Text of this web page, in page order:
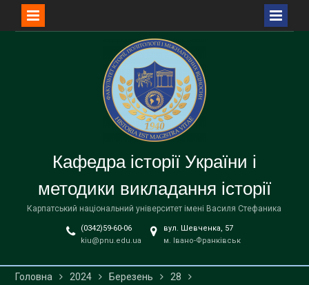
Кафедра історії України і
методики викладання історії
Карпатський національний університет імені Василя Стефаника
(0342)59-60-06
kiu@pnu.edu.ua
вул. Шевченка, 57
м. Івано-Франківськ
Головна 2024 Березень
28